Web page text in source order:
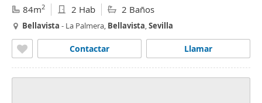
84m2 2 Hab 2 Baños
Bellavista - La Palmera, Bellavista,Sevilla
Llamar
Contactar